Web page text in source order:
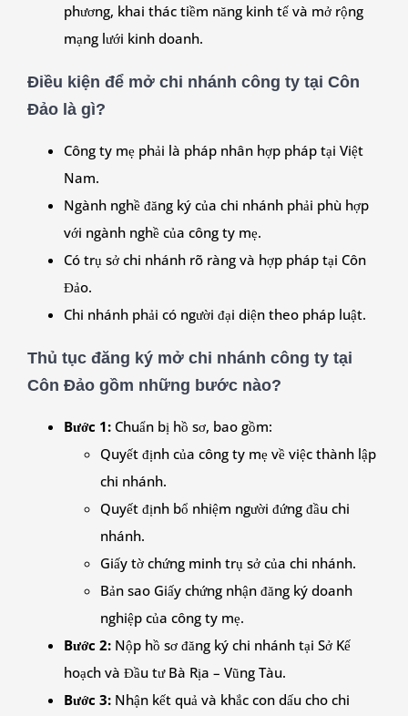
phương, khai thác tiềm năng kinh tế và mở rộng
mạng lưới kinh doanh.
Điều kiện để mở chi nhánh công ty tại Côn
Đảo là gì?
Công ty mẹ phải là pháp nhân hợp pháp tại Việt
Nam.
Ngành nghề đăng ký của chi nhánh phải phù hợp
với ngành nghề của công ty mẹ.
Có trụ sở chi nhánh rõ ràng và hợp pháp tại Côn
Đảo.
Chi nhánh phải có người đại diện theo pháp luật.
Thủ tục đăng ký mở chi nhánh công ty tại
Côn Đảo gồm những bước nào?
Bước 1: Chuẩn bị hồ sơ, bao gồm:
Quyết định của công ty mẹ về việc thành lập
chi nhánh.
Quyết định bổ nhiệm người đứng đầu chi
nhánh.
Giấy tờ chứng minh trụ sở của chi nhánh.
Bản sao Giấy chứng nhận đăng ký doanh
nghiệp của công ty mẹ.
Bước 2: Nộp hồ sơ đăng ký chi nhánh tại Sở Kế
hoạch và Đầu tư Bà Rịa – Vũng Tàu.
Bước 3: Nhận kết quả và khắc con dấu cho chi